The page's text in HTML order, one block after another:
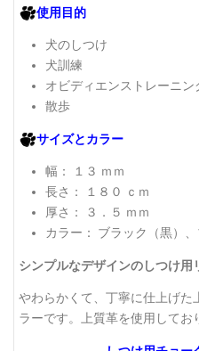
使用目的
犬のしつけ
犬訓練
オビディエンストレーニン
散歩
サイズとカラー
幅： １３ ｍｍ
長さ： １８０ ｃｍ
厚さ： ３．５ ｍｍ
カラー： ブラック（黒）
シンプルなデザインのしつけ用
やわらかくて、丁寧に仕上げた
ラーです。上質革を使用してお